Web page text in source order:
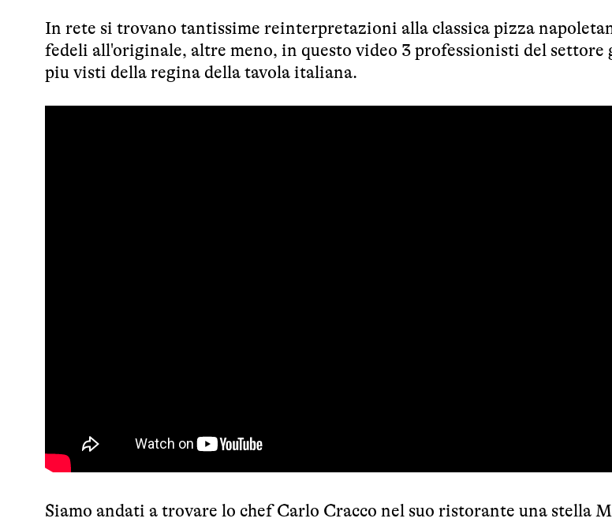
In rete si trovano tantissime reinterpretazioni alla classica pizza
fedeli all'originale, altre meno, in questo video 3 professionisti del settore
piu visti della regina della tavola italiana.
Siamo andati a trovare lo chef Carlo Cracco nel suo ristorante una stella